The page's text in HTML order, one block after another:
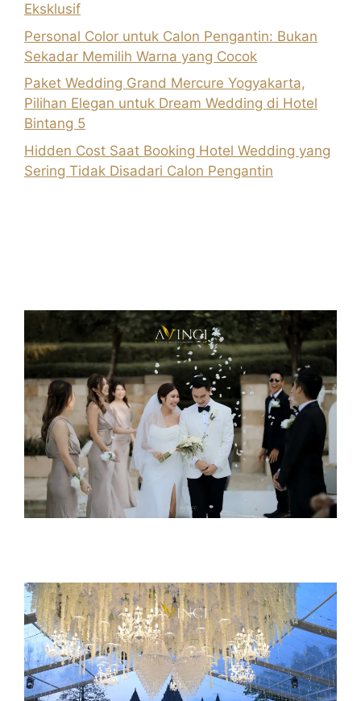
Eksklusif
Personal Color untuk Calon Pengantin: Bukan
Sekadar Memilih Warna yang Cocok
Paket Wedding Grand Mercure Yogyakarta,
Pilihan Elegan untuk Dream Wedding di Hotel
Bintang 5
Hidden Cost Saat Booking Hotel Wedding yang
Sering Tidak Disadari Calon Pengantin